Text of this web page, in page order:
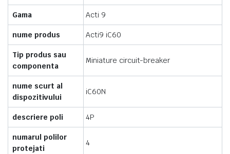
Gama Acti 9
nume produs Acti9 iC60
Tip produs sau
componenta
Miniature circuit-breaker
nume scurt al
dispozitivului
iC60N
descriere poli 4P
numarul polilor
protejati
4